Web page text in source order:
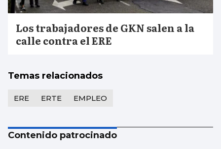
Los trabajadores de GKN salen a la
calle contra el ERE
Temas relacionados
ERE ERTE EMPLEO
Contenido patrocinado